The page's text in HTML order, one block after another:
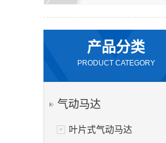
产品分类
PRODUCT CATEGORY
气动马达
叶片式气动马达